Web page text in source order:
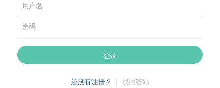
用户名
密码
登录
还没有注册？ | 找回密码